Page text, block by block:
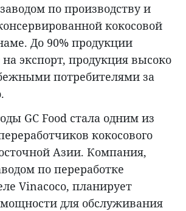
по производству и
кокосовой
До 90% продукции
экспорт, продукция высоко
потребителями за
GC Food стала одним из
кокосового
Азии. Компания,
по переработке
Vinacoco, планирует
для обслуживания